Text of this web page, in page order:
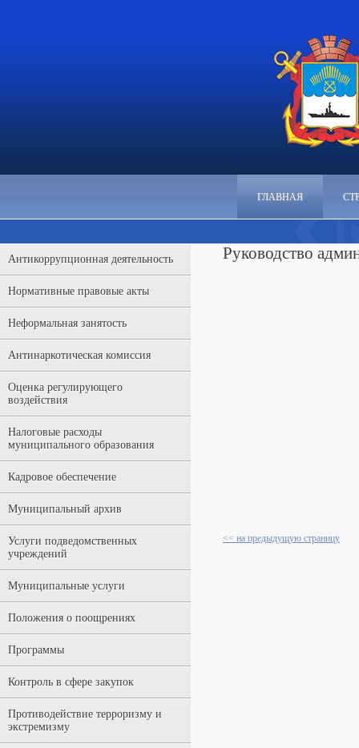
ГЛАВНАЯ
Антикоррупционная деятельность
Нормативные правовые акты
Неформальная занятость
Антинаркотическая комиссия
Оценка регулирующего
воздействия
Налоговые расходы
муниципального образования
Кадровое обеспечение
Муниципальный архив
Услуги подведомственных
учреждений
Муниципальные услуги
Положения о поощрениях
Программы
Контроль в сфере закупок
Противодействие терроризму и
экстремизму
Руководство
<< на предыдущую страницу